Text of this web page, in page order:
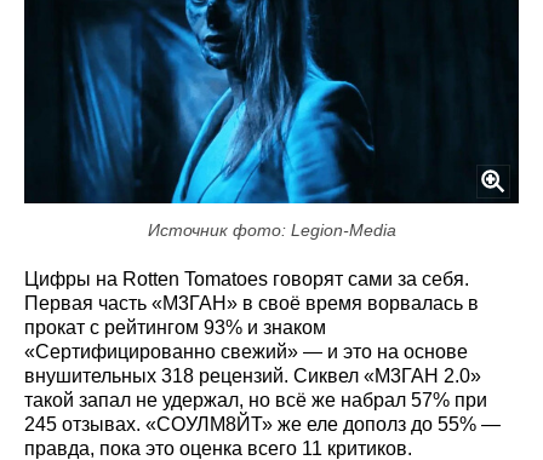
Источник фото: Legion-Media
Цифры на Rotten Tomatoes говорят сами за себя.
Первая часть «М3ГАН» в своё время ворвалась в
прокат с рейтингом 93% и знаком
«Сертифицированно свежий» — и это на основе
внушительных 318 рецензий. Сиквел «М3ГАН 2.0»
такой запал не удержал, но всё же набрал 57% при
245 отзывах. «СОУЛМ8ЙТ» же еле дополз до 55% —
правда, пока это оценка всего 11 критиков.